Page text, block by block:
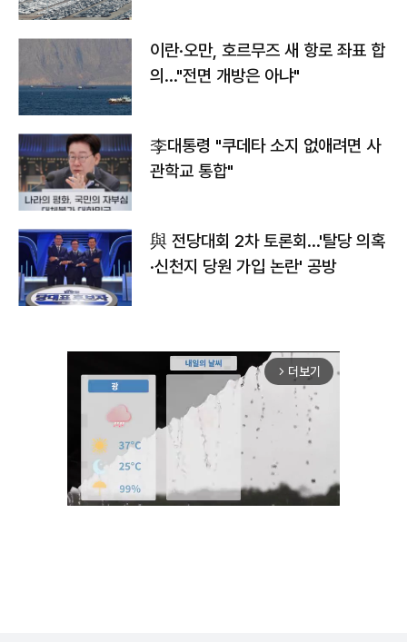
이란·오만, 호르무즈 새 항로 좌표 합
의…"전면 개방은 아냐"
李대통령 "쿠데타 소지 없애려면 사
관학교 통합"
與 전당대회 2차 토론회…'탈당 의혹
·신천지 당원 가입 논란' 공방
arrow_forward_ios 더보기